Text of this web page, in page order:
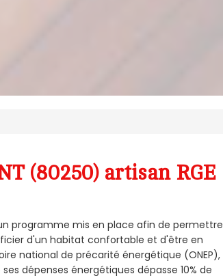
(80250) artisan RGE
programme mis en place afin de permettre
d'un habitat confortable et d'être en
national de précarité énergétique (ONEP),
dépenses énergétiques dépasse 10% de